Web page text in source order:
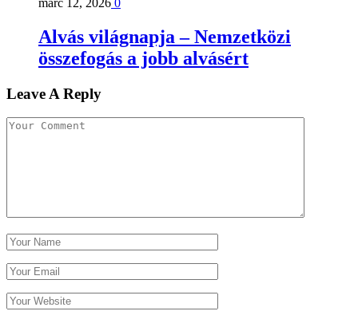
Alvás világnapja – Nemzetközi
összefogás a jobb alvásért
Leave A Reply